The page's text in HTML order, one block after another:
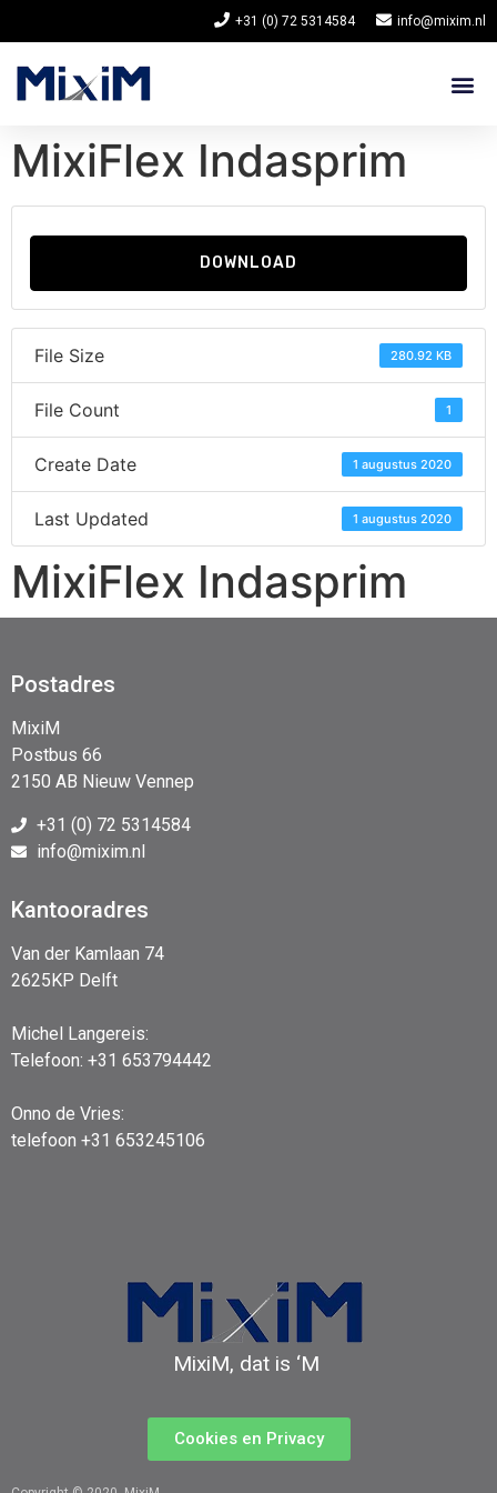
+31 (0) 72 5314584 info@mixim.nl
MixiFlex Indasprim
DOWNLOAD
File Size 280.92 KB
File Count 1
Create Date 1 augustus 2020
Last Updated 1 augustus 2020
MixiFlex Indasprim
Postadres
MixiM
Postbus 66
2150 AB Nieuw Vennep
+31 (0) 72 5314584
info@mixim.nl
Kantooradres
Van der Kamlaan 74
2625KP Delft
Michel Langereis:
Telefoon: +31 653794442
Onno de Vries:
telefoon +31 653245106
MixiM, dat is ‘M
Cookies en Privacy